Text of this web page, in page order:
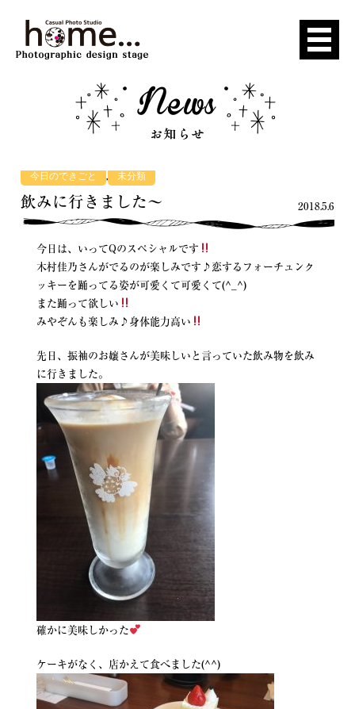
今日のできごと 未分類
飲みに行きました〜 2018.5.6
今日は、いってQのスペシャルです
木村佳乃さんがでるのが楽しみです♪恋するフォーチュンク
ッキーを踊ってる姿が可愛くて可愛くて(^_^)
また踊って欲しい
みやぞんも楽しみ♪身体能力高い
先日、振袖のお嬢さんが美味しいと言っていた飲み物を飲み
に行きました。
確かに美味しかった
ケーキがなく、店かえて食べました(^^)